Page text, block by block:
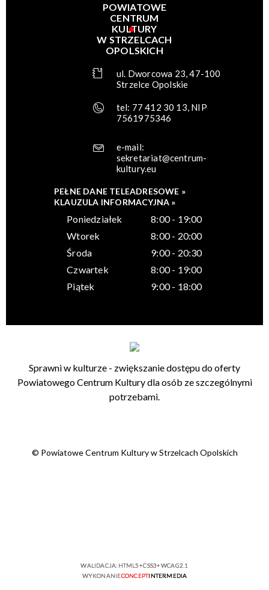
POWIATOWE
CENTRUM
KULTURY
W STRZELCACH
OPOLSKICH
ul. Dworcowa 23, 47-100
Strzelce Opolskie
tel: 77 412 30 13, NIP
7561975346
e-mail:
sekretariat@centrum-
kultury.eu
PEŁNE DANE TELEADRESOWE »
KLAUZULA INFORMACYJNA »
Poniedziałek
8:00 - 19:00
Wtorek
8:00 - 20:00
Środa
9:00 - 20:30
Czwartek
8:00 - 19:00
Piątek
9:00 - 18:00
Sprawni w kulturze - zwiększanie dostępu do oferty
Powiatowego Centrum Kultury dla osób ze szczególnymi
potrzebami.
© Powiatowe Centrum Kultury w Strzelcach Opolskich
WALIDACJA: HTML5+CSS3+WCAG 2.1
WYKONANIECONCEPTINTERMEDIA